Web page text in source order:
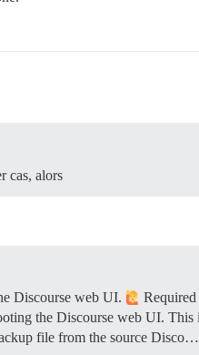
cas, alors
Discourse web UI.
the Discourse web UI.
file from the source Disco…